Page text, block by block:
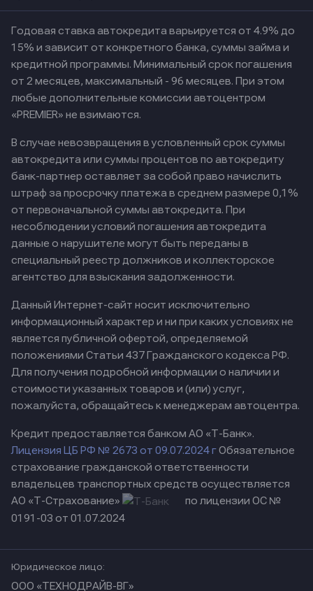
Годовая ставка автокредита варьируется от 4.9% до
15% и зависит от конкретного банка, суммы займа и
кредитной программы. Минимальный срок погашения
от 2 месяцев, максимальный - 96 месяцев. При этом
любые дополнительные комиссии автоцентром
«PREMIER» не взимаются.
В случае невозвращения в условленный срок суммы
автокредита или суммы процентов по автокредиту
банк-партнер оставляет за собой право начислить
штраф за просрочку платежа в среднем размере 0,1%
от первоначальной суммы автокредита. При
несоблюдении условий погашения автокредита
данные о нарушителе могут быть переданы в
специальный реестр должников и коллекторское
агентство для взыскания задолженности.
Данный Интернет-сайт носит исключительно
информационный характер и ни при каких условиях не
является публичной офертой, определяемой
положениями Статьи 437 Гражданского кодекса РФ.
Для получения подробной информации о наличии и
стоимости указанных товаров и (или) услуг,
пожалуйста, обращайтесь к менеджерам автоцентра.
Кредит предоставляется банком АО «Т-Банк».
Лицензия ЦБ РФ № 2673 от 09.07.2024 гОбязательное
страхование гражданской ответственности
владельцев транспортных средств осуществляется
АО «Т-Страхование»
по лицензии ОС №
0191-03 от 01.07.2024
Юридическое лицо:
ООО «ТЕХНОДРАЙВ-ВГ»